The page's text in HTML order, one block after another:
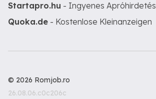
Startapro.hu - Ingyenes Apróhirdetés
Quoka.de - Kostenlose Kleinanzeigen
© 2026 Romjob.ro
26.08.06.c0c206c